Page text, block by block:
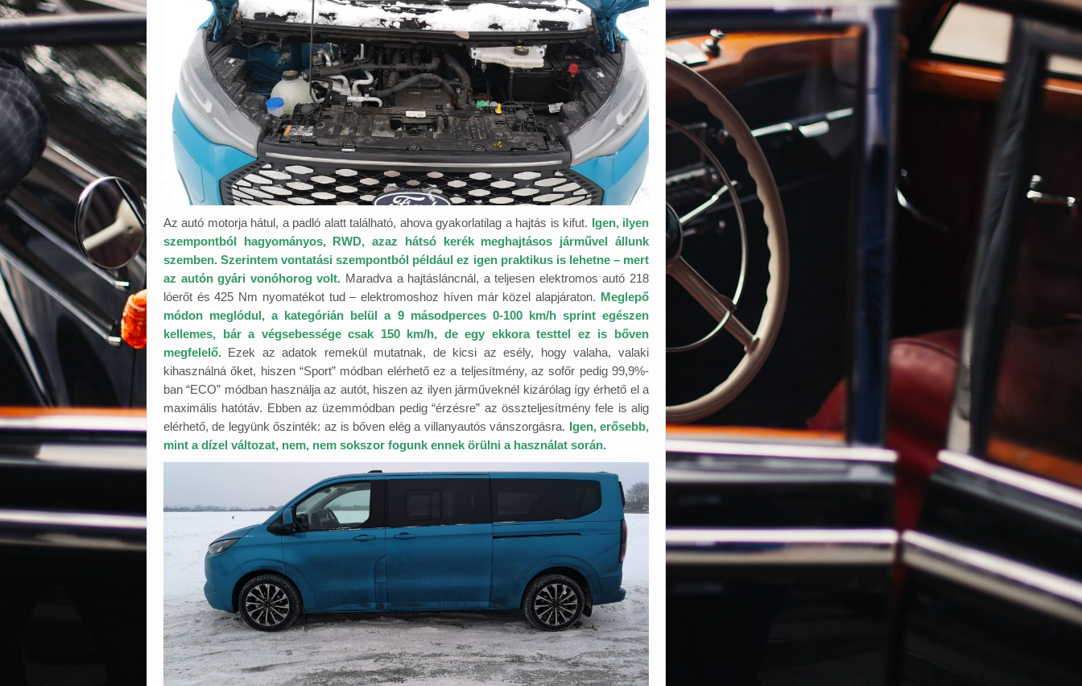
Az autó motorja hátul, a padló alatt található, ahova gyakorlatilag a hajtás is kifut. Igen, ilyen
szempontból hagyományos, RWD, azaz hátsó kerék meghajtásos járművel állunk
szemben. Szerintem vontatási szempontból például ez igen praktikus is lehetne – mert
az autón gyári vonóhorog volt. Maradva a hajtásláncnál, a teljesen elektromos autó 218
lóerőt és 425 Nm nyomatékot tud – elektromoshoz híven már közel alapjáraton. Meglepő
módon meglódul, a kategórián belül a 9 másodperces 0-100 km/h sprint egészen
kellemes, bár a végsebessége csak 150 km/h, de egy ekkora testtel ez is bőven
megfelelő. Ezek az adatok remekül mutatnak, de kicsi az esély, hogy valaha, valaki
kihasználná őket, hiszen “Sport” módban elérhető ez a teljesítmény, az sofőr pedig 99,9%-
ban “ECO” módban használja az autót, hiszen az ilyen járműveknél kizárólag így érhető el a
maximális hatótáv. Ebben az üzemmódban pedig “érzésre” az összteljesítmény fele is alig
elérhető, de legyünk őszinték: az is bőven elég a villanyautós vánszorgásra. Igen, erősebb,
mint a dízel változat, nem, nem sokszor fogunk ennek örülni a használat során.